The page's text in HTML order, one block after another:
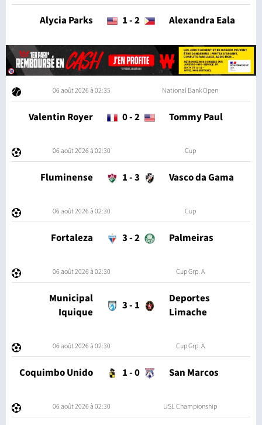
Alycia Parks 1-2 Alexandra Eala
06 août 2026 à 02:35 National Bank Open
Valentin Royer 0-2 Tommy Paul
06 août 2026 à 02:30 Cup
Fluminense 1-3 Vasco da Gama
06 août 2026 à 02:30 Cup
Fortaleza 3-2 Palmeiras
06 août 2026 à 02:30 Cup Grp. A
Municipal
Iquique
3- 1
Deportes
Limache
06 août 2026 à 02:30 Cup Grp. A
Coquimbo Unido 1-0 San Marcos
06 août 2026 à 02:30 USL Championship